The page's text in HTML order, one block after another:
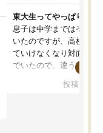
東大生ってやっぱりすご
息子は中学まではそこそ
いたのですが、高校に入
ていけなくなり対面の塾
でいたので、違うアプロ
で、当初は模試でD判定
投稿日：